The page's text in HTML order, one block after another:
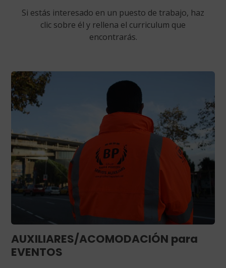
Si estás interesado en un puesto de trabajo, haz
clic sobre él y rellena el curriculum que
encontrarás.
AUXILIARES/ACOMODACIÓN para
EVENTOS